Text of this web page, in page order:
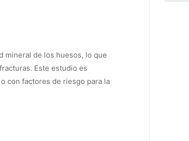
mineral de los huesos, lo que
Este estudio es
con factores de riesgo para la